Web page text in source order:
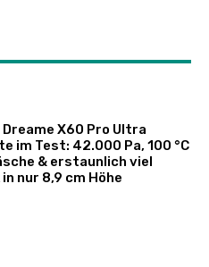
Dreame X60 Pro Ultra
im Test: 42.000 Pa, 100 °C
& erstaunlich viel
nur 8,9 cm Höhe